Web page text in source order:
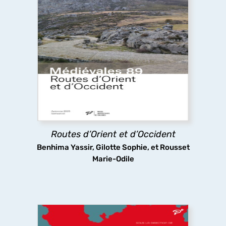
Routes d’Orient et d’Occident
Benhima Yassir, Gilotte Sophie, et Rousset
Marie-Odile
Routes d’Orient et d’Occident
Pèlerins, marchands et autres voyageurs
sillonnent les routes médiévales, y compris dans
des espaces inhospitaliers, ignorant sans doute
que les infrastructures routières qu’ils
découvrir